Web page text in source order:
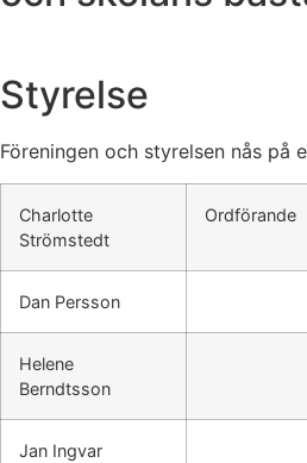
Styrelse
Föreningen och styrelsen nås på
Charlotte
Strömstedt
Ordförande
Dan Persson
Helene
Berndtsson
Jan Ingvar